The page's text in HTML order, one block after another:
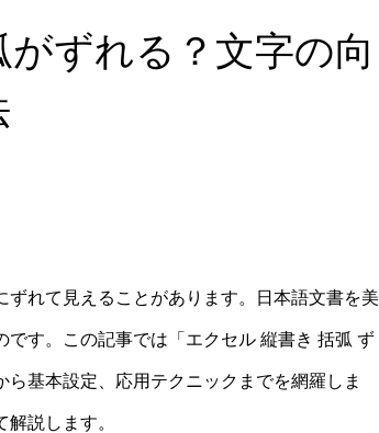
ずれる？文字の向
れて見えることがあります。日本語文書を美
す。この記事では「エクセル 縦書き 括弧 ず
基本設定、応用テクニックまでを網羅しま
説します。